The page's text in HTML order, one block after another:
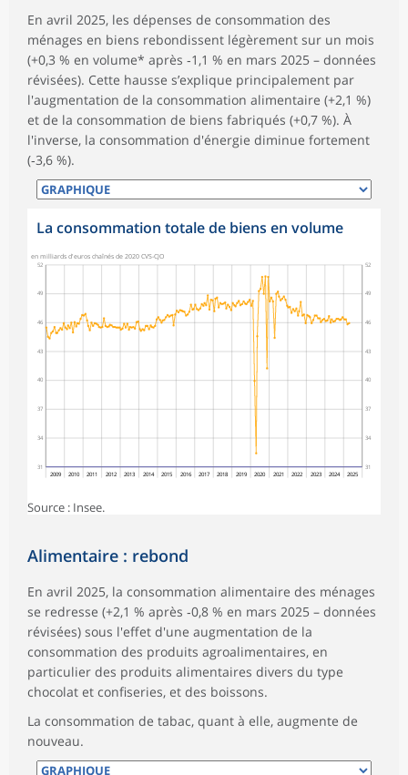
En avril 2025, les dépenses de consommation des
ménages en biens rebondissent légèrement sur un mois
(+0,3 % en volume* après ‑1,1 % en mars 2025 – données
révisées). Cette hausse s’explique principalement par
l'augmentation de la consommation alimentaire (+2,1 %)
et de la consommation de biens fabriqués (+0,7 %). À
l'inverse, la consommation d'énergie diminue fortement
(‑3,6 %).
La consommation totale de biens en volume
31
34
37
40
43
46
49
52
31
34
37
40
43
46
49
52
en milliards d'euros chaînés de 2020 CVS-CJO
2009 2010 2011 2012 2013 2014 2015 2016 2017 2018 2019 2020 2021 2022 2023 2024 2025
Source : Insee.
Alimentaire : rebond
En avril 2025, la consommation alimentaire des ménages
se redresse (+2,1 % après ‑0,8 % en mars 2025 – données
révisées) sous l'effet d'une augmentation de la
consommation des produits agroalimentaires, en
particulier des produits alimentaires divers du type
chocolat et confiseries, et des boissons.
La consommation de tabac, quant à elle, augmente de
nouveau.